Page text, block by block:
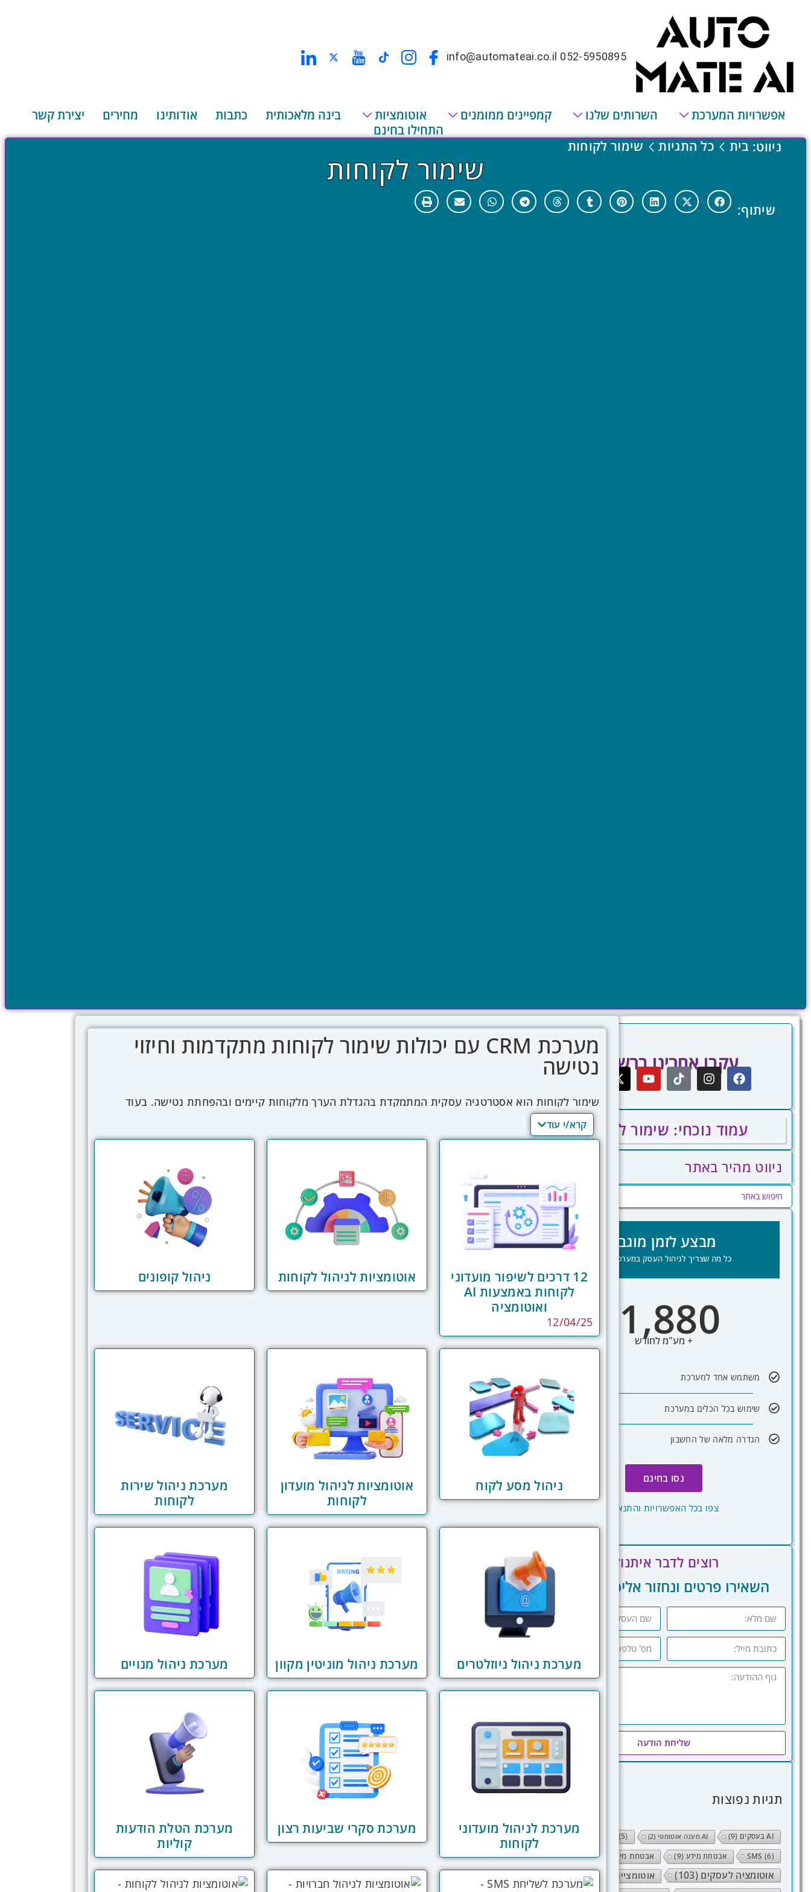
052-5950895
info@automateai.co.il
אפשרויות המערכת השרותים שלנו קמפיינים ממומנים אוטומציות בינה מלאכותית כתבות אודותינו מחירים
יצירת קשר
התחילו בחינם
ניווט: בית כל התגיות שימור לקוחות
שימור לקוחות
שיתוף:
עקבו אחרינו ברשתות
עמוד נוכחי: שימור לקוחות
ניווט מהיר באתר
מבצע לזמן מוגבל
כל מה שצריך לניהול העסק במערכת אחת
1,880
+ מע"מ לחודש
משתמש אחד למערכת
שימוש בכל הכלים במערכת
הגדרה מלאה של החשבון
נסו בחינם
צפו בכל האפשרויות והתנאים
רוצים לדבר איתנו?
השאירו פרטים ונחזור אליכם בהקדם
שליחת הודעה
תגיות נפוצות
AI בעסקים (9) AI מענה אוטומטי (2)
(5)
SMS (6) אבטחת מידע (9) אבטחת מידע אישי(10)
אוטומציה לעסקים (103) אוטומציית תהליכים
מערכת CRM עם יכולות שימור לקוחות מתקדמות וחיזוי
נטישה
שימור לקוחות הוא אסטרטגיה עסקית המתמקדת בהגדלת הערך מלקוחות קיימים ובהפחתת נטישה. בעוד
הכנסות יציב ומגדיל את הערך הכולל של הלקוח לאורך זמן. האסטרטגיות המרכזיות כוללות הענקת חוויית לקוח
יוצאת דופן, תוכניות נאמנות, תקשורת אישית, איסוף ויישום משוב לקוחות, ותגובה מהירה לסימני נטישה.
והתערבות אוטומטית. מודלים מתקדמים של חיזוי נטישה משתמשים בטכניקות למידת מכונה לניתוח דפוסי
התנהגות, זיהוי סימני אזהרה מוקדמים, והערכת הסיכון של כל לקוח. מערכות CRM מתקדמות מזהות סימני
נטישה מוקדמים ומאפשרות לנקוט בפעולות יזומות לשימור הלקוח. תרחישי אוטומציה חכמים מפעילים תהליכי
שימור מותאמים אישית – החל ממיילים יזומים, דרך הצעות מיוחדות, ועד לשיחות טלפון אישיות מנציגי שירות
בכירים. מערכות מתוחכמות משלבות גם ניתוח ערך לקוח כדי להתאים את מאמצי השימור לפוטנציאל הרווח מכל
לקוח, ולהבטיח השקעת משאבים אופטימלית.
קרא/י עוד
12 דרכים לשיפור מועדוני
לקוחות באמצעות AI
ואוטומציה
12/04/25
אוטומציות לניהול לקוחות ניהול קופונים
ניהול מסע לקוח
אוטומציות לניהול מועדון
לקוחות
מערכת ניהול שירות
לקוחות
מערכת ניהול ניוזלטרים מערכת ניהול מוניטין מקוון מערכת ניהול מנויים
מערכת לניהול מועדוני
לקוחות
מערכת סקרי שביעות רצון
מערכת הטלת הודעות
קוליות